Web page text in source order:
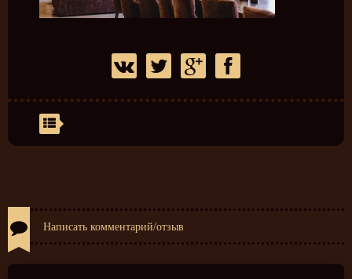
Написать комментарий/отзыв